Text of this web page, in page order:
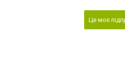
Це моє